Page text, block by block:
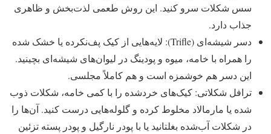
سس شکلات سرو کنید. این روش طعمی لذت‌بخش و ظاهری
جذاب دارد.
دسر شیشه‌ای (Trifle): لایه‌هایی از کیک پف‌نکرده یا خشک ‌شده
را همراه با خامه، میوه و پودینگ در لیوان‌های شیشه‌ای بچینید.
این دسر هم خوشمزه است و هم کاملاً مجلسی.
ترافل شکلاتی: کیک‌های خردشده را با کمی خامه، شکلات ذوب‌
شده یا مارمالاد مخلوط کرده و گلوله‌هایی درست کنید. آن‌ها را
در شکلات آب‌شده بغلتانید یا با پودر نارگیل و پودر پسته تزئین